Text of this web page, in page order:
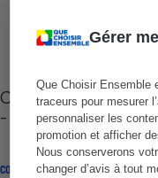
Gérer
Que Choisir Ensemble
traceurs pour mesurer
personnaliser les
promotion et afficher
Nous conserverons
changer d’avis à tout
Cafetière à
- Premières
CONSEILS